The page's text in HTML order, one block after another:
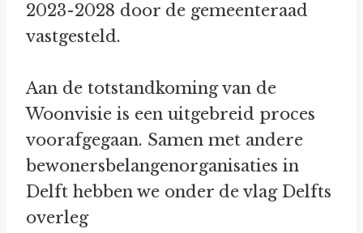
2023-2028 door de gemeenteraad
vastgesteld.
Aan de totstandkoming van de
Woonvisie is een uitgebreid proces
voorafgegaan. Samen met andere
bewonersbelangenorganisaties in
Delft hebben we onder de vlag Delfts
overleg